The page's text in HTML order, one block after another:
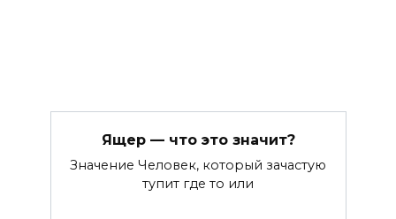
Ящер — что это значит?
Значение Человек, который зачастую
тупит где то или